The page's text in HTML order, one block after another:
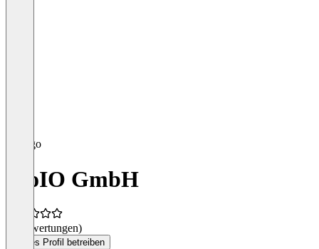
proIO GmbH
(0 Bewertungen)
Dieses Profil betreiben